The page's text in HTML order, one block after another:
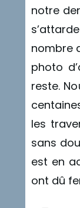
notre
nombre
photo
reste.
les
sans
est en
ont dû